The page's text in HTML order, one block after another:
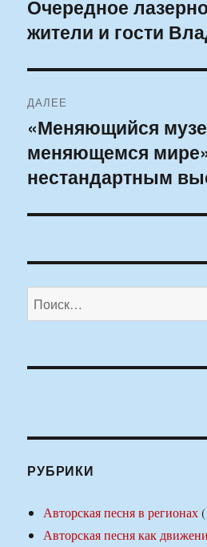
записям
Предыдущая
запись:
Очередное
жители и гости
ДАЛЕЕ
Следующая
запись:
«Меняющийся
меняющемся
нестандартным
Искать:
РУБРИКИ
Авторская песня в регионах
Авторская песня как